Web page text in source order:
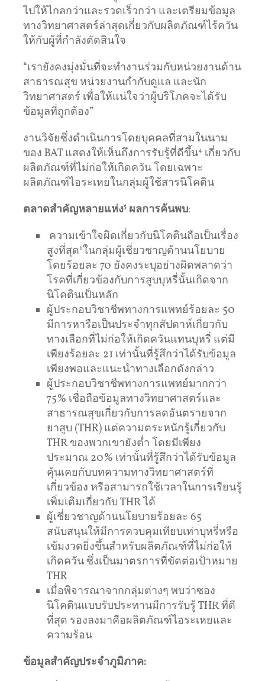
ไปให้ไกลกว่าและรวดเร็วกว่า และเตรียมข้อมูล
ทางวิทยาศาสตร์ล่าสุดเกี่ยวกับผลิตภัณฑ์ไร้ควัน
ให้กับผู้ที่กำลังตัดสินใจ
“เรายังคงมุ่งมั่นที่จะทำงานร่วมกับหน่วยงานด้าน
สาธารณสุข หน่วยงานกำกับดูแล และนัก
วิทยาศาสตร์ เพื่อให้แน่ใจว่าผู้บริโภคจะได้รับ
ข้อมูลที่ถูกต้อง”
งานวิจัยซึ่งดำเนินการโดยบุคคลที่สามในนาม
ของ BAT แสดงให้เห็นถึงการรับรู้ที่ดีขึ้น4 เกี่ยวกับ
ผลิตภัณฑ์ที่ไม่ก่อให้เกิดควัน โดยเฉพาะ
ผลิตภัณฑ์ไอระเหยในกลุ่มผู้ใช้สารนิโคติน
ตลาดสำคัญหลายแห่ง5 ผลการค้นพบ:
ความเข้าใจผิดเกี่ยวกับนิโคตินถือเป็นเรื่อง
สูงที่สุด6ในกลุ่มผู้เชี่ยวชาญด้านนโยบาย
โดยร้อยละ 70 ยังคงระบุอย่างผิดพลาดว่า
โรคที่เกี่ยวข้องกับการสูบบุหรี่นั้นเกิดจาก
นิโคตินเป็นหลัก
ผู้ประกอบวิชาชีพทางการแพทย์ร้อยละ 50
มีการหารือเป็นประจำทุกสัปดาห์เกี่ยวกับ
ทางเลือกที่ไม่ก่อให้เกิดควันแทนบุหรี่ แต่มี
เพียงร้อยละ 21 เท่านั้นที่รู้สึกว่าได้รับข้อมูล
เพียงพอและแนะนำทางเลือกดังกล่าว
ผู้ประกอบวิชาชีพทางการแพทย์มากกว่า
75% เชื่อถือข้อมูลทางวิทยาศาสตร์และ
สาธารณสุขเกี่ยวกับการลดอันตรายจาก
ยาสูบ (THR) แต่ความตระหนักรู้เกี่ยวกับ
THR ของพวกเขายังต่ำ โดยมีเพียง
ประมาณ 20% เท่านั้นที่รู้สึกว่าได้รับข้อมูล
คุ้นเคยกับบทความทางวิทยาศาสตร์ที่
เกี่ยวข้อง หรือสามารถใช้เวลาในการเรียนรู้
เพิ่มเติมเกี่ยวกับ THR ได้
ผู้เชี่ยวชาญด้านนโยบายร้อยละ 65
สนับสนุนให้มีการควบคุมเทียบเท่าบุหรี่หรือ
เข้มงวดยิ่งขึ้นสำหรับผลิตภัณฑ์ที่ไม่ก่อให้
เกิดควัน ซึ่งเป็นมาตรการที่ขัดต่อเป้าหมาย
THR
เมื่อพิจารณาจากกลุ่มต่างๆ พบว่าซอง
นิโคตินแบบรับประทานมีการรับรู้ THR ที่ดี
ที่สุด รองลงมาคือผลิตภัณฑ์ไอระเหยและ
ความร้อน
ข้อมูลสำคัญประจำภูมิภาค: